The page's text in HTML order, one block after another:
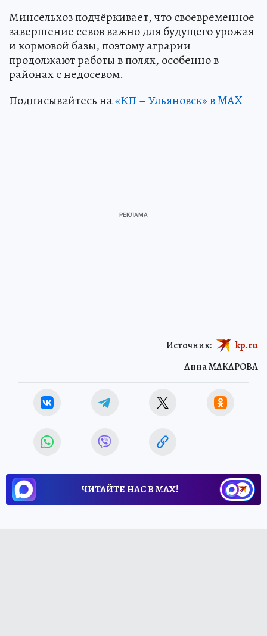
Минсельхоз подчёркивает, что своевременное
завершение севов важно для будущего урожая
и кормовой базы, поэтому аграрии
продолжают работы в полях, особенно в
районах с недосевом.
Подписывайтесь на«КП – Ульяновск» в MAX
Анна МАКАРОВА
Источник: kp.ru
ЧИТАЙТЕ НАС В МАХ!